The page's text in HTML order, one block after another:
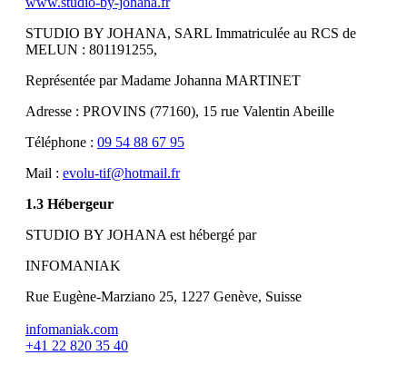
STUDIO BY JOHANA, SARL Immatriculée au RCS de
MELUN : 801191255,
Représentée par Madame Johanna MARTINET
Adresse : PROVINS (77160), 15 rue Valentin Abeille
Téléphone : 09 54 88 67 95
Mail : evolu-tif@hotmail.fr
1.3 Hébergeur
STUDIO BY JOHANA est hébergé par
INFOMANIAK
Rue Eugène-Marziano 25, 1227 Genève, Suisse
infomaniak.com
+41 22 820 35 40